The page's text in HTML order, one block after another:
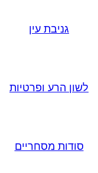
גניבת עין
לשון הרע ופרטיות
סודות מסחריים